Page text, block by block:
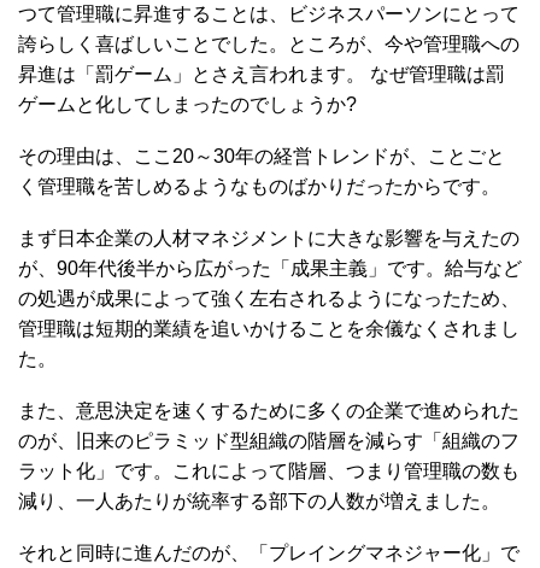
つて管理職に昇進することは、ビジネスパーソンにとって
誇らしく喜ばしいことでした。ところが、今や管理職への
昇進は「罰ゲーム」とさえ言われます。 なぜ管理職は罰
ゲームと化してしまったのでしょうか?
その理由は、ここ20～30年の経営トレンドが、ことごと
く管理職を苦しめるようなものばかりだったからです。
まず日本企業の人材マネジメントに大きな影響を与えたの
が、90年代後半から広がった「成果主義」です。給与など
の処遇が成果によって強く左右されるようになったため、
管理職は短期的業績を追いかけることを余儀なくされまし
た。
また、意思決定を速くするために多くの企業で進められた
のが、旧来のピラミッド型組織の階層を減らす「組織のフ
ラット化」です。これによって階層、つまり管理職の数も
減り、一人あたりが統率する部下の人数が増えました。
それと同時に進んだのが、「プレイングマネジャー化」で